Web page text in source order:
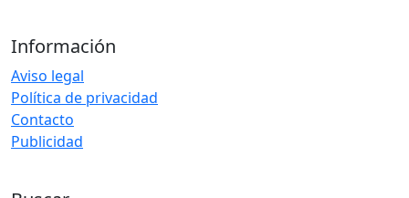
Información
Aviso legal
Política de privacidad
Contacto
Publicidad